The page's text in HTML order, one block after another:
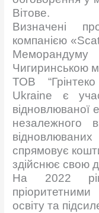
Вітове.
Визначені
компанією
Чигиринською
ТОВ
Ukraine є
відновлюваної
незалежного
спрямовує
здійснює свою
На 2022 рік
освіту та